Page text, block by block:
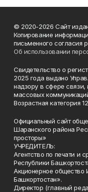
© 2020-2026 Сайт
Копирование
письменного согласия
Об использовании
Свидетельство о
2025 года выдано
надзору в сфере связи,
массовых
Возрастная категория
Официальный сайт
Шаранского района
просторы»
УЧРЕДИТЕЛЬ:
Агентство по печати и
Республики
Акционерное общество
Башкортостан».
Директор (главный